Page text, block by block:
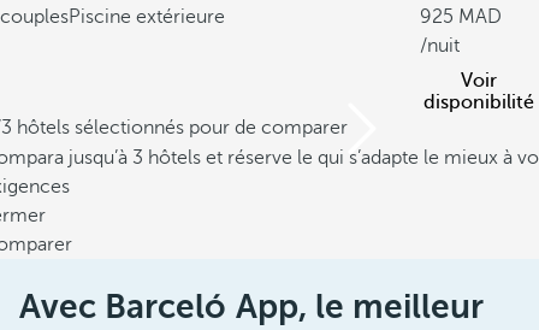
couplesPiscine extérieure
925
/nuit
Voir
disponibilité
hôtels sélectionnés pour de comparer
jusqu’à 3 hôtels et réserve le qui s’adapte le mieux à
Avec Barceló App, le meilleur